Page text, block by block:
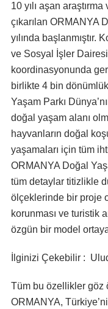
10 yılı aşan
çıkarılan ORMANYA
yılında
ve Sosyal İşler
koordinasyonunda
birlikte 4 bin
Yaşam Parkı
doğal yaşam alanı
hayvanların doğal
yaşamaları için tüm
ORMANYA Doğal
tüm detaylar titizlikle
ölçeklerinde bir proje
korunması ve turistik
özgün bir model
İlginizi Çekebilir :
Tüm bu özellikler göz
ORMANYA,